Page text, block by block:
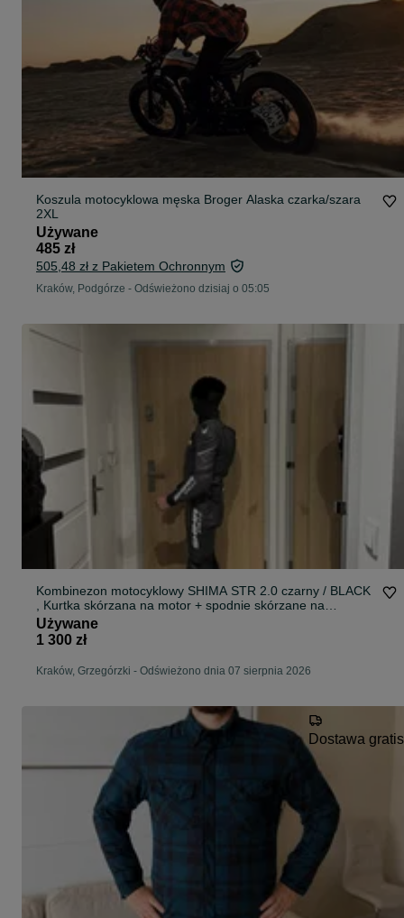
Koszula motocyklowa męska Broger Alaska czarka/szara
2XL
Używane
485 zł
505,48 zł z Pakietem Ochronnym
Kraków, Podgórze - Odświeżono dzisiaj o 05:05
Kombinezon motocyklowy SHIMA STR 2.0 czarny / BLACK
, Kurtka skórzana na motor + spodnie skórzane na
motocykl - stan bardzo dobry - rozm. 48
Używane
1 300 zł
Kraków, Grzegórzki - Odświeżono dnia 07 sierpnia 2026
Dostawa gratis